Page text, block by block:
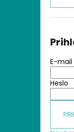
E-mail
Heslo